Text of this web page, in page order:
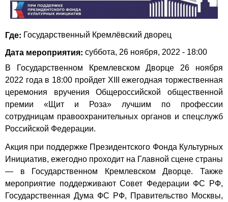
Где: Государственный Кремлёвский дворец
Дата мероприятия: суббота, 26 ноября, 2022 - 18:00
В Государственном Кремлевском Дворце 26 ноября
2022 года в 18:00 пройдет XIII ежегодная торжественная
церемония вручения Общероссийской общественной
премии «Щит и Роза» лучшим по профессии
сотрудницам правоохранительных органов и спецслужб
Российской Федерации.
Акция при поддержке Президентского Фонда Культурных
Инициатив, ежегодно проходит на Главной сцене страны
— в Государственном Кремлевском Дворце. Также
мероприятие поддерживают Совет Федерации ФС РФ,
Государственная Дума ФС РФ, Правительство Москвы,